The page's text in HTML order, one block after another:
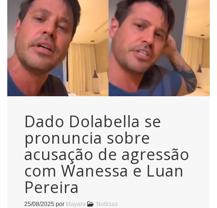
Dado Dolabella se
pronuncia sobre
acusação de agressão
com Wanessa e Luan
Pereira
25/08/2025 por Mayara Notícias